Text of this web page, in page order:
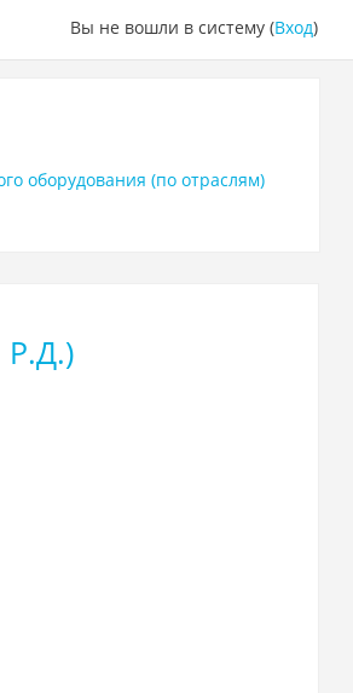
Вы не вошли в систему (Вход)
оборудования (по отраслям)